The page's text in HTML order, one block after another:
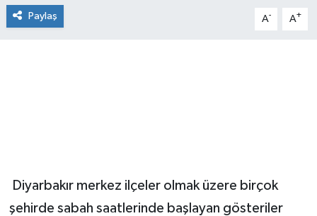
Paylaş A- A+
Diyarbakır merkez ilçeler olmak üzere birçok
şehirde sabah saatlerinde başlayan gösteriler